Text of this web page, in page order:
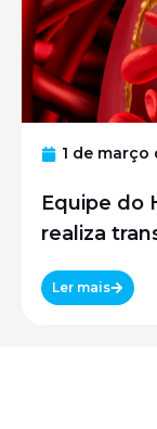
1 de março
Equipe do
realiza
Ler mais